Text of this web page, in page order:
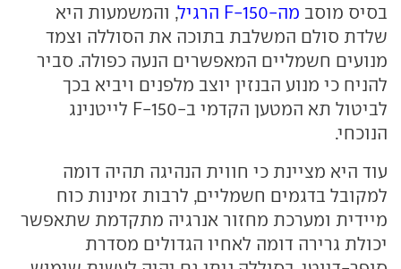
בסיס מוסב מה-F-150 הרגיל
, והמשמעות היא
שלדת סולם המשלבת בתוכה את הסוללה וצמד
מנועים חשמליים המאפשרים הנעה כפולה. סביר
להניח כי מנוע הבנזין יוצב מלפנים ויביא בכך
לביטול תא המטען הקדמי ב-F-150 לייטנינג
הנוכחי.
עוד היא מציינת כי חווית הנהיגה תהיה דומה
למקובל בדגמים חשמליים, לרבות זמינות כוח
מיידית ומערכת מחזור אנרגיה מתקדמת שתאפשר
יכולת גרירה דומה לאחיו הגדולים מסדרת